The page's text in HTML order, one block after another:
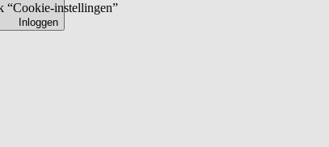
Inloggen
“Cookie-instellingen”